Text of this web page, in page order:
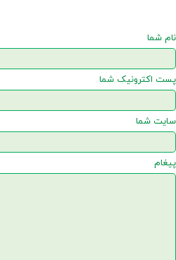
نام شما
پست اکترونیک شما
سایت شما
پیغام